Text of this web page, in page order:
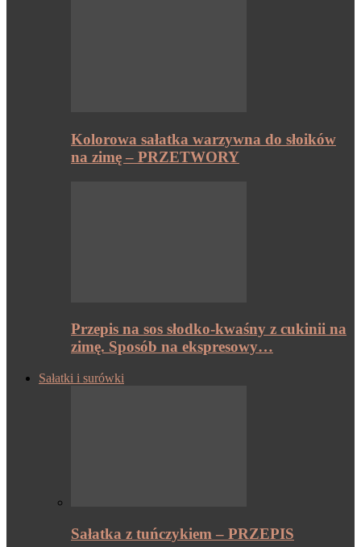
Kolorowa sałatka warzywna do słoików
na zimę – PRZETWORY
Przepis na sos słodko-kwaśny z cukinii na
zimę. Sposób na ekspresowy…
Sałatki i surówki
Sałatka z tuńczykiem – PRZEPIS